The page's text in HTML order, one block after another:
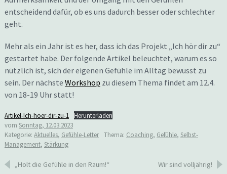
entscheidend dafür, ob es uns dadurch besser oder schlechter
geht.
Mehr als ein Jahr ist es her, dass ich das Projekt „Ich hör dir zu“
gestartet habe. Der folgende Artikel beleuchtet, warum es so
nützlich ist, sich der eigenen Gefühle im Alltag bewusst zu
sein. Der nächste Workshop zu diesem Thema findet am 12.4.
von 18-19 Uhr statt!
Artikel-Ich-hoer-dir-zu-1 Herunterladen
vom Sonntag, 12.03.2023
Kategorie: Aktuelles, Gefühle-Letter Thema: Coaching, Gefühle, Selbst-
Management, Stärkung
Beitragsnavigation
„Holt die Gefühle in den Raum!“ Wir sind volljährig!